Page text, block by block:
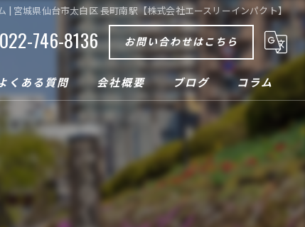
| 宮城県仙台市太白区 長町南駅【株式会社エースリーインパクト】
022-746-8136 お問い合わせはこちら
くある質問 会社概要 ブログ コラム